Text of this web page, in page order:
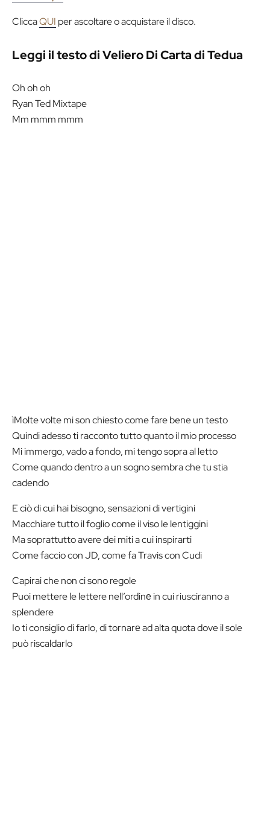
CliccaQUI per ascoltare o acquistare il disco.
Leggi il testo di Veliero Di Carta di Tedua
Oh oh oh
Ryan Ted Mixtape
Mm mmm mmm
ìMolte volte mi son chiesto come fare bene un testo
Quindi adesso ti racconto tutto quanto il mio processo
Mi immergo, vado a fondo, mi tengo sopra al letto
Come quando dentro a un sogno sembra che tu stia
cadendo
E ciò di cui hai bisogno, sensazioni di vertigini
Macchiare tutto il foglio come il viso le lentiggini
Ma soprattutto avere dei miti a cui inspirarti
Come faccio con JD, come fa Travis con Cudi
Capirai che non ci sono regole
Puoi mettere le lettere nell’ordinе in cui riusciranno a
splendere
Io ti consiglio di farlo, di tornarе ad alta quota dove il sole
può riscaldarlo